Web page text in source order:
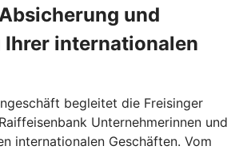
und
Ihrer internationalen
begleitet die Freisinger
Unternehmerinnen und
internationalen Geschäften. Vom